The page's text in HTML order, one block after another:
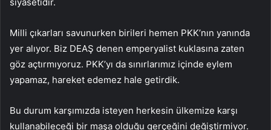
Milli çıkarları savunurken birileri hemen PKK’nın yanında
yer alıyor. Biz DEAŞ denen emperyalist kuklasına zaten
göz açtırmıyoruz. PKK’yı da sınırlarımız içinde eylem
yapamaz, hareket edemez hale getirdik.
Bu durum karşımızda isteyen herkesin ülkemize karşı
kullanabileceği bir maşa olduğu gerçeğini değiştirmiyor.